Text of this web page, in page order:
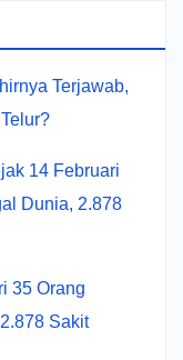
Terjawab,
14 Februari
Dunia, 2.878
35 Orang
Sakit